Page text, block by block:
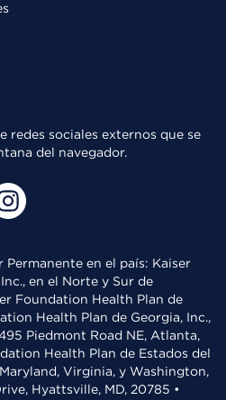
redes sociales externos que se
del navegador.
Permanente en el país: Kaiser
en el Norte y Sur de
Foundation Health Plan de
Health Plan de Georgia, Inc.,
Piedmont Road NE, Atlanta,
Health Plan de Estados del
Virginia, y Washington,
Hyattsville, MD, 20785 •